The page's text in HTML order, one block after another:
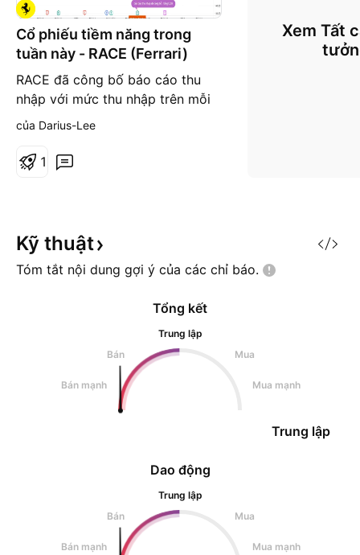
Cổ phiếu tiềm năng trong
tuần này - RACE (Ferrari)
RACE đã công bố báo cáo thu
nhập với mức thu nhập trên mỗi
cổ phiếu (EPS) được công bố là
1.3 và tăng 0.06% so với dự báo.
Mua tại vùng hỗ trợ phía dưới
200$ Stop loss : 193.5
của Darius-Lee
1
Xem Tất
Kỹ thuật
Tóm tắt nội dung gợi ý của các chỉ báo.
Dao động
Trung lập
Bán
Mua
Bán mạnh Mua mạnh
Tổng kết
Trung lập
Bán
Mua
Bán mạnh Mua mạnh
Trung lập